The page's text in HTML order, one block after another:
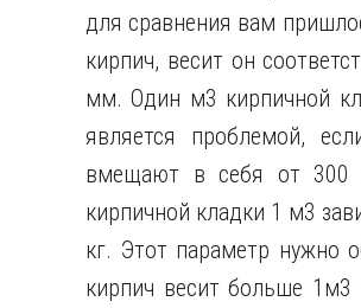
для сравнения вам
кирпич, весит он
мм. Один м3 кирпичной
является проблемой,
вмещают в себя от 300
кирпичной кладки 1 м3
кг. Этот параметр нужно
кирпич весит больше